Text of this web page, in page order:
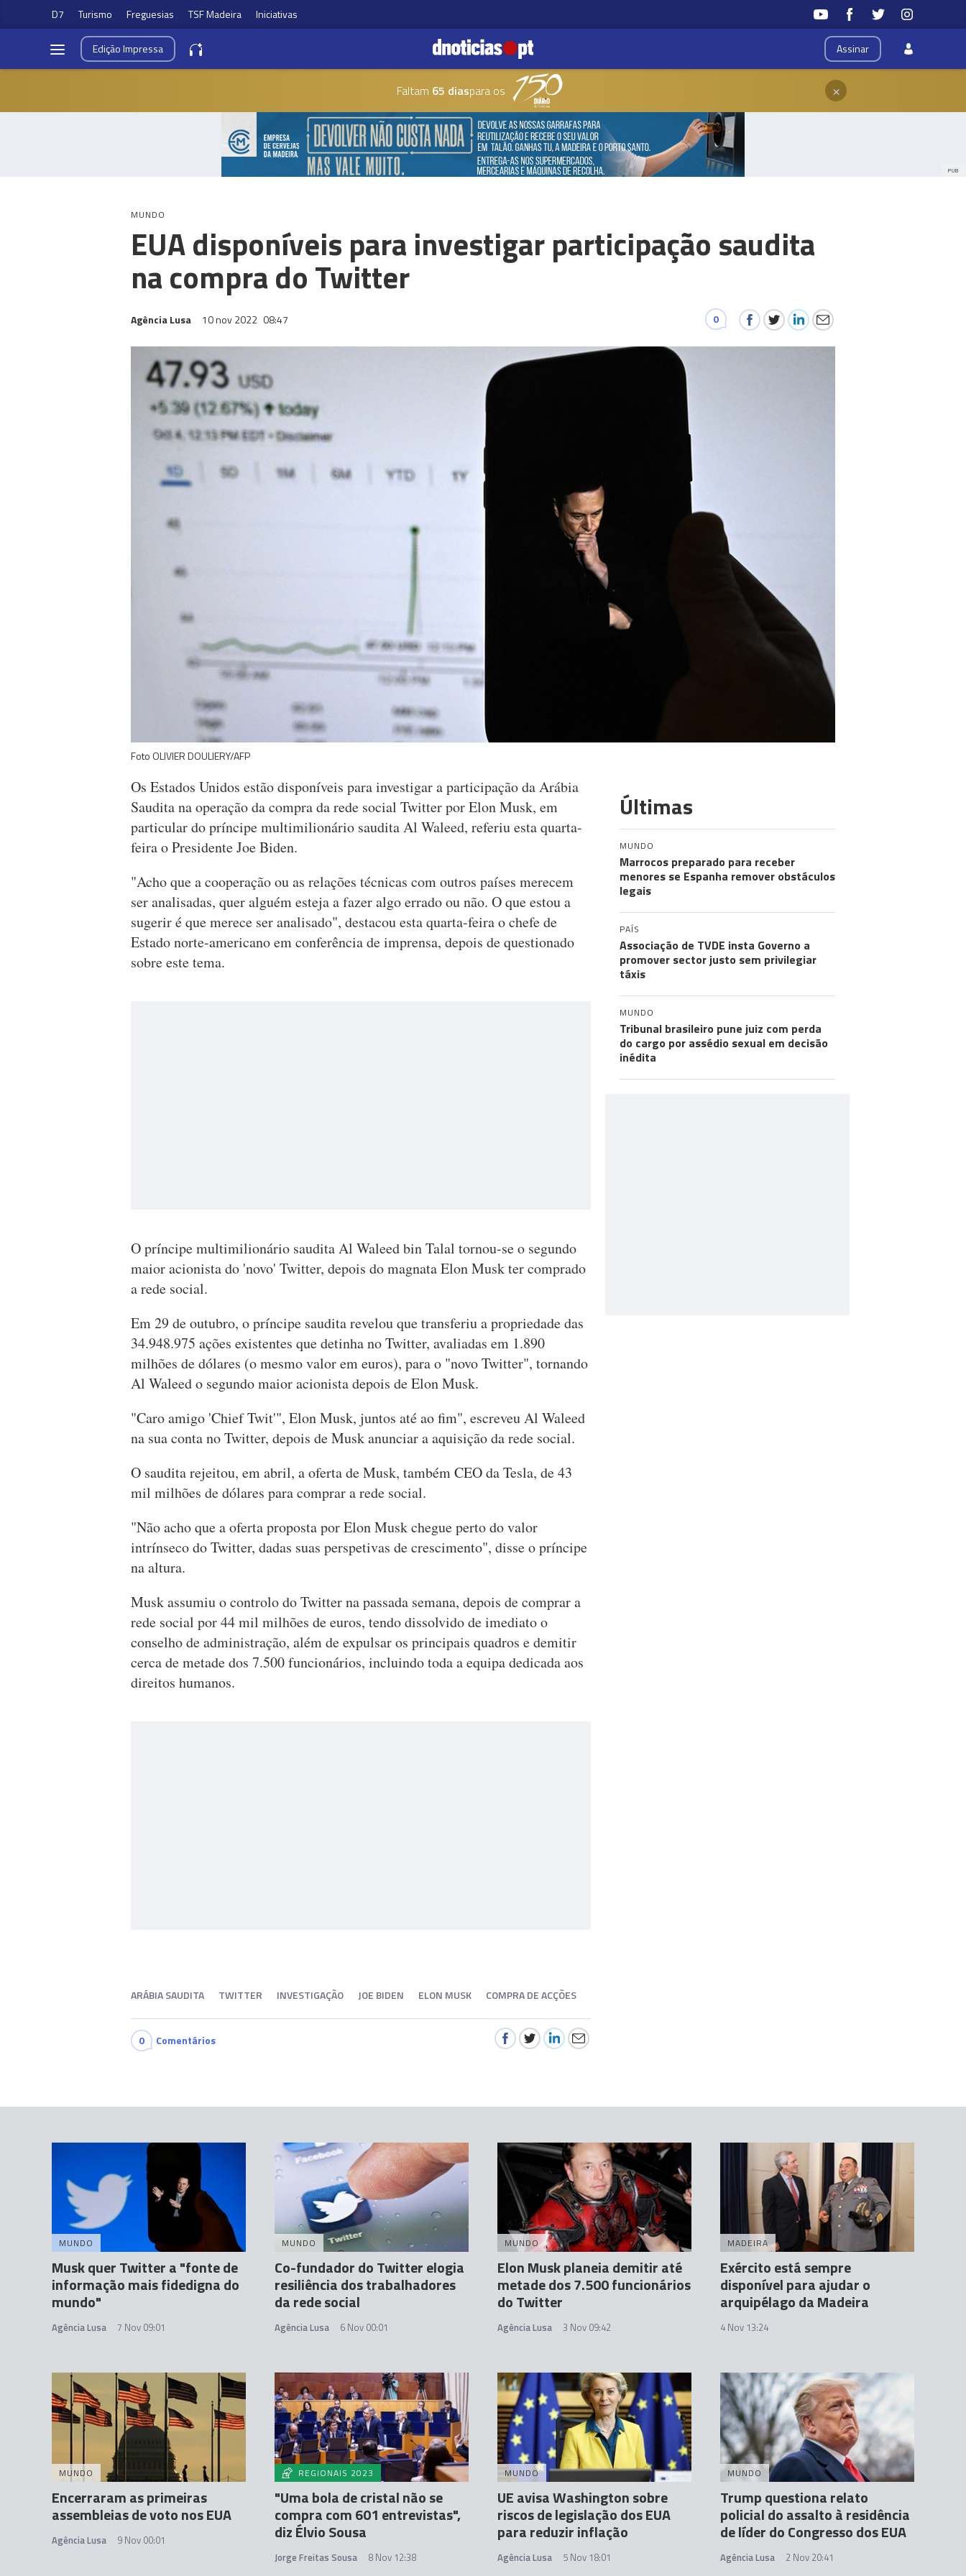
D7 Turismo Freguesias TSF Madeira Iniciativas
Assinar
EdiçãoImpressa
Faltam 65 diaspara os ×
PUB
MUNDO
EUA disponíveis para investigar participação saudita
na compra do Twitter
Agência Lusa 10 nov 2022 08:47 0
Foto OLIVIER DOULIERY/AFP
Os Estados Unidos estão disponíveis para investigar a participação da Arábia
Saudita na operação da compra da rede social Twitter por Elon Musk, em
particular do príncipe multimilionário saudita Al Waleed, referiu esta quarta-
feira o Presidente Joe Biden.
"Acho que a cooperação ou as relações técnicas com outros países merecem
ser analisadas, quer alguém esteja a fazer algo errado ou não. O que estou a
sugerir é que merece ser analisado", destacou esta quarta-feira o chefe de
Estado norte-americano em conferência de imprensa, depois de questionado
sobre este tema.
O príncipe multimilionário saudita Al Waleed bin Talal tornou-se o segundo
maior acionista do 'novo' Twitter, depois do magnata Elon Musk ter comprado
a rede social.
Em 29 de outubro, o príncipe saudita revelou que transferiu a propriedade das
34.948.975 ações existentes que detinha no Twitter, avaliadas em 1.890
milhões de dólares (o mesmo valor em euros), para o "novo Twitter", tornando
Al Waleed o segundo maior acionista depois de Elon Musk.
"Caro amigo 'Chief Twit'", Elon Musk, juntos até ao fim", escreveu Al Waleed
na sua conta no Twitter, depois de Musk anunciar a aquisição da rede social.
O saudita rejeitou, em abril, a oferta de Musk, também CEO da Tesla, de 43
mil milhões de dólares para comprar a rede social.
"Não acho que a oferta proposta por Elon Musk chegue perto do valor
intrínseco do Twitter, dadas suas perspetivas de crescimento", disse o príncipe
na altura.
Musk assumiu o controlo do Twitter na passada semana, depois de comprar a
rede social por 44 mil milhões de euros, tendo dissolvido de imediato o
conselho de administração, além de expulsar os principais quadros e demitir
cerca de metade dos 7.500 funcionários, incluindo toda a equipa dedicada aos
direitos humanos.
ARÁBIA SAUDITA TWITTER INVESTIGAÇÃO JOE BIDEN ELON MUSK COMPRA DE ACÇÕES
0 Comentários
Últimas
MUNDO
Marrocos preparado para receber
menores se Espanha remover obstáculos
legais
PAÍS
Associação de TVDE insta Governo a
promover sector justo sem privilegiar
táxis
MUNDO
Tribunal brasileiro pune juiz com perda
do cargo por assédio sexual em decisão
inédita
MUNDO
Musk quer Twitter a "fonte de
informação mais fidedigna do
mundo"
Agência Lusa 7 Nov 09:01
MUNDO
Co-fundador do Twitter elogia
resiliência dos trabalhadores
da rede social
Agência Lusa 6 Nov 00:01
MUNDO
Elon Musk planeia demitir até
metade dos 7.500 funcionários
do Twitter
Agência Lusa 3 Nov 09:42
MADEIRA
Exército está sempre
disponível para ajudar o
arquipélago da Madeira
4 Nov 13:24
MUNDO
Encerraram as primeiras
assembleias de voto nos EUA
Agência Lusa 9 Nov 00:01
REGIONAIS 2023
"Uma bola de cristal não se
compra com 601 entrevistas",
diz Élvio Sousa
Jorge Freitas Sousa 8 Nov 12:38
MUNDO
UE avisa Washington sobre
riscos de legislação dos EUA
para reduzir inflação
Agência Lusa 5 Nov 18:01
MUNDO
Trump questiona relato
policial do assalto à residência
de líder do Congresso dos EUA
Agência Lusa 2 Nov 20:41